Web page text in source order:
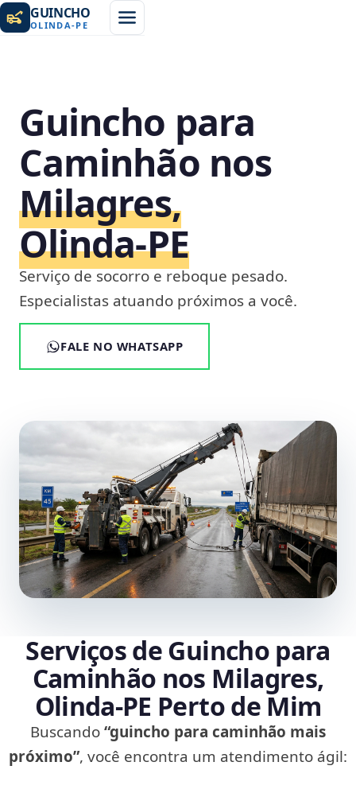
GUINCHO
OLINDA-PE
Guincho para
Caminhão nos
Milagres,
Olinda‑PE
Serviço de socorro e reboque pesado.
Especialistas atuando próximos a você.
FALE NO WHATSAPP
Serviços de Guincho para
Caminhão nos Milagres,
Olinda‑PE Perto de Mim
Buscando“guincho para caminhão mais
próximo”, você encontra um atendimento ágil: